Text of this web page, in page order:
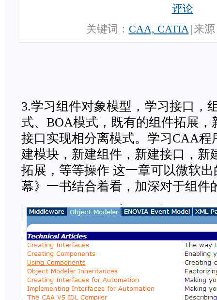
评论
关键词： CAA, CATIA| 来
3.学习组件对象模型，学习接口，
式、BOA模式，既有的组件拓展
接口实现相分离模式。学习CAA程
建模块，新建组件，新建接口，新
拓展，等等操作 这一章可以微软
幕》一书结合着看，加深对于组件